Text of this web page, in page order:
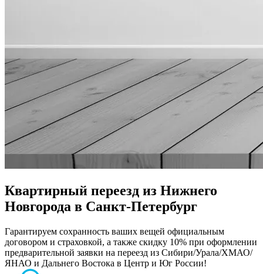
Квартирный переезд из Нижнего
Новгорода в Санкт-Петербург
Гарантируем сохранность ваших вещей официальным
договором и страховкой, а также скидку 10% при оформлении
предварительной заявки на переезд из Сибири/Урала/ХМАО/
ЯНАО и Дальнего Востока в Центр и Юг России!